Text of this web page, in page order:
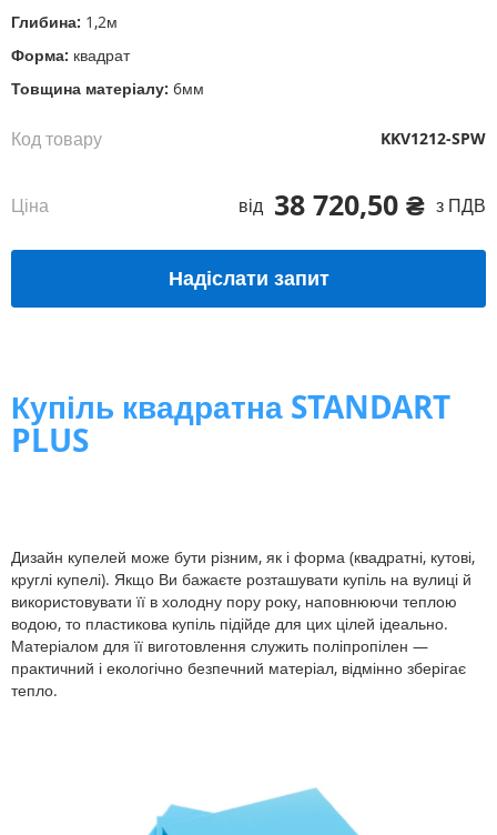
Глибина: 1,2м
Форма: квадрат
Товщина матеріалу: 6мм
38 720,50 ₴ з ПДВ
Ціна від
Код товару KKV1212-SPW
Надіслати запит
Купіль квадратна STANDART
PLUS
Дизайн купелей може бути різним, як і форма (квадратні, кутові,
круглі купелі). Якщо Ви бажаєте розташувати купіль на вулиці й
використовувати її в холодну пору року, наповнюючи теплою
водою, то пластикова купіль підійде для цих цілей ідеально.
Матеріалом для її виготовлення служить поліпропілен —
практичний і екологічно безпечний матеріал, відмінно зберігає
тепло.